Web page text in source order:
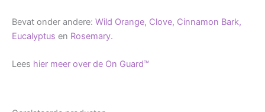
Bevat onder andere: Wild Orange, Clove, Cinnamon Bark,
Eucalyptus en Rosemary.
Lees hier meer over de On Guard™